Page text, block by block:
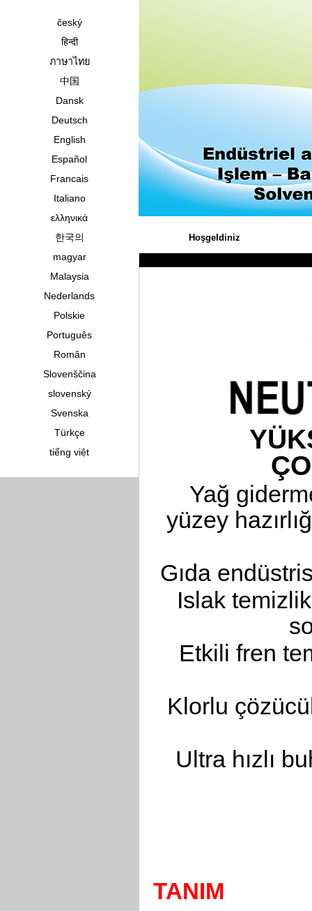
český
हिन्दी
ภาษาไทย
中国
Dansk
Deutsch
English
Español
Francais
Italiano
ελληνικά
한국의
magyar
Malaysia
Nederlands
Polskie
Português
Român
Slovenščina
slovenský
Svenska
Türkçe
tiếng việt
Hoşgeldiniz
Yağ
yüzey
Gıda
Islak
Etkili fren
Klorlu
Ultra hızlı
TANIM